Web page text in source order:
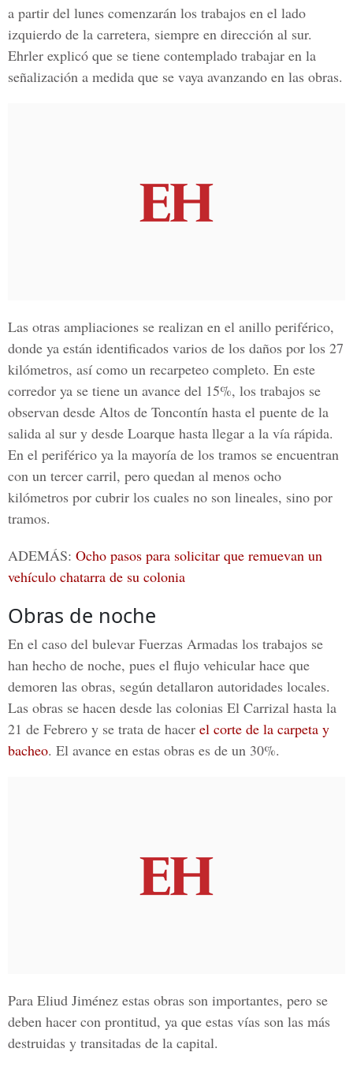
a partir del lunes comenzarán los trabajos en el lado
izquierdo de la carretera, siempre en dirección al sur.
Ehrler explicó que se tiene contemplado trabajar en la
señalización a medida que se vaya avanzando en las obras.
Las otras ampliaciones se realizan en el anillo periférico,
donde ya están identificados varios de los daños por los 27
kilómetros, así como un recarpeteo completo. En este
corredor ya se tiene un avance del 15%, los trabajos se
observan desde Altos de Toncontín hasta el puente de la
salida al sur y desde Loarque hasta llegar a la vía rápida.
En el periférico ya la mayoría de los tramos se encuentran
con un tercer carril, pero quedan al menos ocho
kilómetros por cubrir los cuales no son lineales, sino por
tramos.
ADEMÁS: Ocho pasos para solicitar que remuevan un
vehículo chatarra de su colonia
Obras de noche
En el caso del bulevar Fuerzas Armadas los trabajos se
han hecho de noche, pues el flujo vehicular hace que
demoren las obras, según detallaron autoridades locales.
Las obras se hacen desde las colonias El Carrizal hasta la
21 de Febrero y se trata de hacer el corte de la carpeta y
bacheo. El avance en estas obras es de un 30%.
Para Eliud Jiménez estas obras son importantes, pero se
deben hacer con prontitud, ya que estas vías son las más
destruidas y transitadas de la capital.